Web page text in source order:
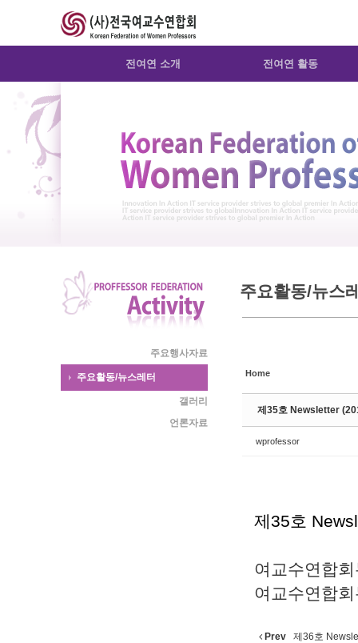
전여연 소개 전여연 활동
주요행사자료
주요활동/뉴스레터
갤러리
언론자료
주요활동/뉴스
Home
제35호 Newsletter
wprofessor
제35호
여교수연합
여교수연합
Prev 제36호